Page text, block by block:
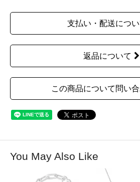
支払い・配送につい
返品について
この商品について問い
You May Also Like